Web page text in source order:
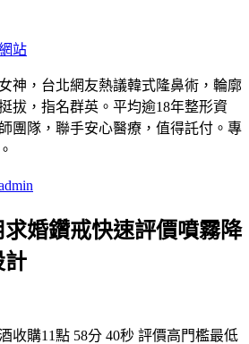
站
神，台北網友熱議韓式隆鼻術，輪廓
拔，指名群英。平均逾18年整形資
團隊，聯手安心醫療，值得託付。專
婚鑽戒快速評價噴霧降
計
收購11點 58分 40秒 評價高門檻最低